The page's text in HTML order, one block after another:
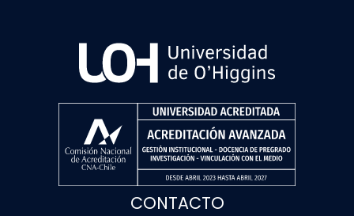
CONTACTO